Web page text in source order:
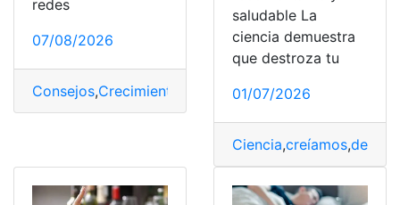
redes
07/08/2026
Consejos,Crecimiento Saludable
saludable La
ciencia demuestra
que destroza tu
01/07/2026
Ciencia,creíamos,